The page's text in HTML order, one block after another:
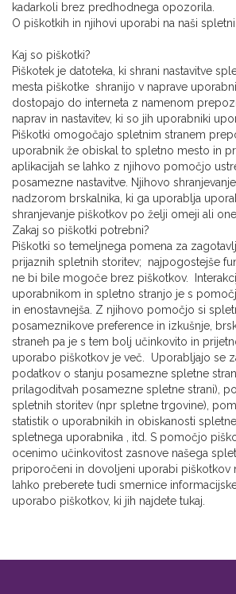
kadarkoli brez predhodnega opozorila.
O piškotkih in njihovi uporabi na naši
Kaj so piškotki?
Piškotek je datoteka, ki shrani nastavitve
mesta piškotke shranijo v naprave
dostopajo do interneta z namenom
naprav in nastavitev, ki so jih uporabniki
Piškotki omogočajo spletnim stranem
uporabnik že obiskal to spletno mesto in
aplikacijah se lahko z njihovo pomočjo
posamezne nastavitve. Njihovo
nadzorom brskalnika, ki ga uporablja
shranjevanje piškotkov po želji omeji ali
Zakaj so piškotki potrebni?
Piškotki so temeljnega pomena za
prijaznih spletnih storitev; najpogostejše
ne bi bile mogoče brez piškotkov.
uporabnikom in spletno stranjo je s
in enostavnejša. Z njihovo pomočjo si
posameznikove preference in izkušnje,
straneh pa je s tem bolj učinkovito in
uporabo piškotkov je več. Uporabljajo se
podatkov o stanju posamezne spletne
prilagoditvah posamezne spletne strani),
spletnih storitev (npr spletne trgovine),
statistik o uporabnikih in obiskanosti
spletnega uporabnika , itd. S pomočjo
ocenimo učinkovitost zasnove našega
priporočeni in dovoljeni uporabi piškotkov
lahko preberete tudi smernice
uporabo piškotkov, ki jih najdete tukaj.